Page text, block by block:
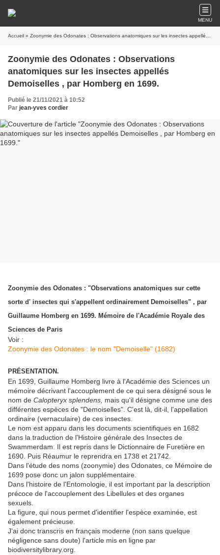
MENU
Accueil » Zoonymie des Odonates : Observations anatomiques sur les insectes appellés Demoiselles , par Homberg en 1699.
Zoonymie des Odonates : Observations
anatomiques sur les insectes appellés
Demoiselles , par Homberg en 1699.
Publié le 21/11/2021 à 10:52
Par jean-yves cordier
Zoonymie des Odonates : "Observations anatomiques sur cette
sorte d' insectes qui s'appellent ordinairement Demoiselles" , par
Guillaume Homberg en 1699. Mémoire de l'Académie Royale des
Sciences de Paris
Voir :
Zoonymie des Odonates : le nom "Demoiselle" (1682)
PRÉSENTATION.
En 1699, Guillaume Homberg livre à l'Académie des Sciences un
mémoire décrivant l'accouplement de ce qui sera désigné sous le
nom de Calopteryx splendens, mais qu'il désigne comme une des
différentes espèces de "Demoiselles". C'est là, dit-il, l'appellation
ordinaire (vernaculaire) de ces insectes.
Le nom est apparu dans les documents scientifiques en 1682
dans la traduction de l'Histoire générale des Insectes de
Swammerdam. Il est repris dans le Dictionnaire de Furetière en
1690. Puis Réaumur le reprendra en 1738 et 21742.
Dans l'étude des noms (zoonymie) des Odonates, ce Mémoire de
1699 pose donc un jalon supplémentaire.
Dans l'histoire de l'Entomologie, il est important par la description
précoce de l'accouplement des Libellules et des organes
sexuels.
La figure, qui nous permet d'identifier l'espèce examinée, est
également précieuse.
J'ai donc transcris en français moderne (non sans quelque
négligence sans doute) l'article mis en ligne par
biodiversitylibrary.org.